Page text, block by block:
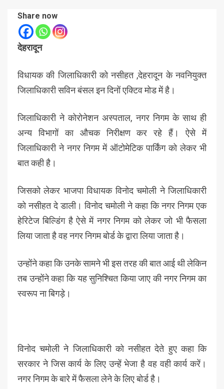
Share now
देहरादून
विधायक की जिलाधिकारी को नसीहत ,देहरादून के नवनियुक्त
जिलाधिकारी सविन बंसल इन दिनों एक्टिव मोड में है।
जिलाधिकारी ने कोरोनेशन अस्पताल, नगर निगम के साथ ही
अन्य विभागों का औचक निरीक्षण कर रहे हैं। ऐसे में
जिलाधिकारी ने नगर निगम में ऑटोमेटिक पार्किंग को लेकर भी
बात कही है।
जिसको लेकर भाजपा विधायक विनोद चमोली ने जिलाधिकारी
को नसीहत दे डाली। विनोद चमोली ने कहा कि नगर निगम एक
हेरिटेज बिल्डिंग है ऐसे में नगर निगम को लेकर जो भी फैसला
लिया जाता है वह नगर निगम बोर्ड के द्वारा लिया जाता है।
उन्होंने कहा कि उनके सामने भी इस तरह की बात आई थी लेकिन
तब उन्होंने कहा कि यह सुनिश्चित किया जाए की नगर निगम का
स्वरूप ना बिगड़े।
विनोद चमोली ने जिलाधिकारी को नसीहत देते हुए कहा कि
सरकार ने जिस कार्य के लिए उन्हें भेजा है वह वही कार्य करें।
नगर निगम के बारे में फैसला लेने के लिए बोर्ड है।